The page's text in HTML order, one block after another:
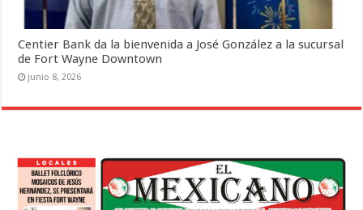
Centier Bank da la bienvenida a José González a la sucursal
de Fort Wayne Downtown
junio 8, 2026